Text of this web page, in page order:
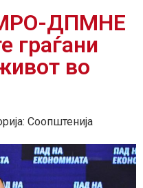
ДПМНЕ
граѓани
во
Соопштенија